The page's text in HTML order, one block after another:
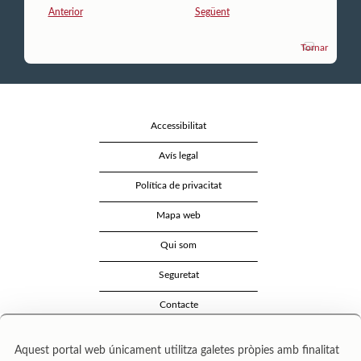
Anterior Següent
Tornar
Accessibilitat
Avís legal
Política de privacitat
Mapa web
Qui som
Seguretat
Contacte
Aquest portal web únicament utilitza galetes pròpies amb finalitat